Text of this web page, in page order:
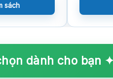
sách
dành cho bạn